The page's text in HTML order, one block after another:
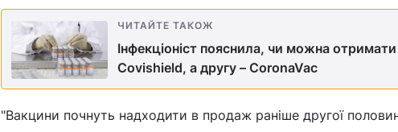
ЧИТАЙТЕ ТАКОЖ
Інфекціоніст пояснила, чи можна
Covishield, а другу – CoronaVac
"Вакцини почнуть надходити в продаж раніше другої